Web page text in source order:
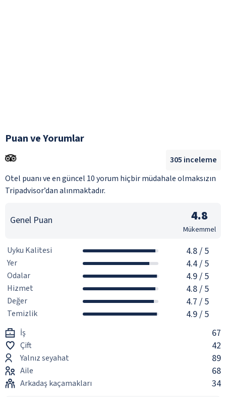
Puan ve Yorumlar
Otel puanı ve en güncel 10 yorum hiçbir müdahale olmaksızın
Tripadvisor’dan alınmaktadır.
305 inceleme
Genel Puan 4.8
Mükemmel
Uyku Kalitesi 4.8/ 5
Yer 4.4/ 5
Odalar 4.9/ 5
Hizmet 4.8/ 5
Değer 4.7 / 5
Temizlik 4.9/ 5
İş 67
Çift 42
Yalnız seyahat 89
Aile 68
Arkadaş kaçamakları 34